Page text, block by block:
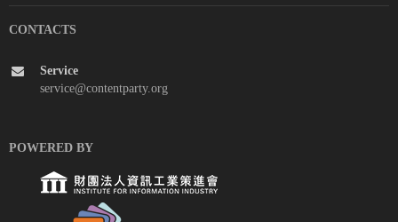
CONTACTS
Service
service@contentparty.org
POWERED BY